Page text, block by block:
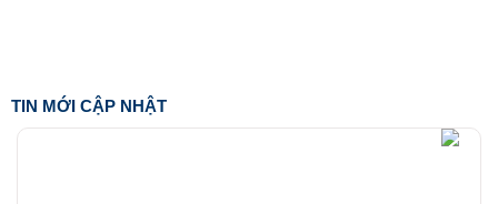
TIN MỚI CẬP NHẬT